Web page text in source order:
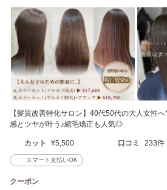
【髪質改善特化サロン】40代50代の大人女性
感とツヤが叶う♪縮毛矯正も人気◎
カット ¥5,500 口コミ 233件
スマート支払いOK
クーポン